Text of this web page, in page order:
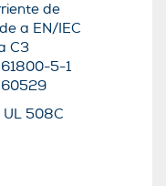
de
a EN/IEC
C3
61800-5-1
60529
UL 508C